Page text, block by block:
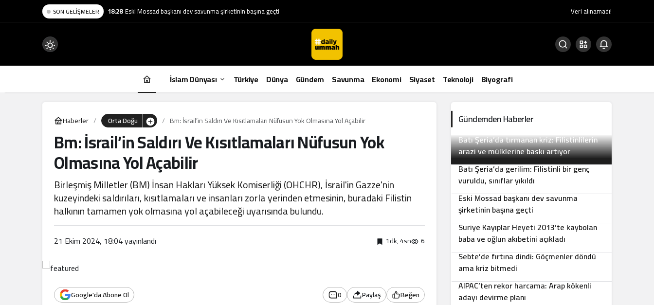
SON GELIŞMELER 18:28 Eski Mossad başkanı dev savunma şirketinin başına geçti Veri alınamadı!
Mod
değiştir
İslam Dünyası Türkiye Dünya Gündem Savunma Ekonomi Siyaset Teknoloji Biyografi
Haberler Orta Doğu Bm: İsrail’in Saldırı Ve Kısıtlamaları Nüfusun Yok Olmasına Yol Açabilir
Bm: İsrail’in Saldırı Ve Kısıtlamaları Nüfusun Yok
Olmasına Yol Açabilir
Birleşmiş Milletler (BM) İnsan Hakları Yüksek Komiserliği (OHCHR), İsrail'in Gazze'nin
kuzeyindeki saldırıları, kısıtlamaları ve insanları zorla yerinden etmesinin, buradaki Filistin
halkının tamamen yok olmasına yol açabileceği uyarısında bulundu.
21 Ekim 2024, 18:04yayınlandı 1dk, 4sn 6
Google'da Abone Ol 0 Paylaş Beğen
Gündemden Haberler
Batı Şeria’da tırmanan kriz: Filistinlilerin
arazi ve mülklerine baskı artıyor
2
Batı Şeria’da gerilim: Filistinli bir genç
vuruldu, sınıflar yıkıldı
3
Eski Mossad başkanı dev savunma
şirketinin başına geçti
4
Suriye Kayıplar Heyeti 2013’te kaybolan
baba ve oğlun akıbetini açıkladı
5
Sebte’de fırtına dindi: Göçmenler döndü
ama kriz bitmedi
6
AIPAC’ten rekor harcama: Arap kökenli
adayı devirme planı
7